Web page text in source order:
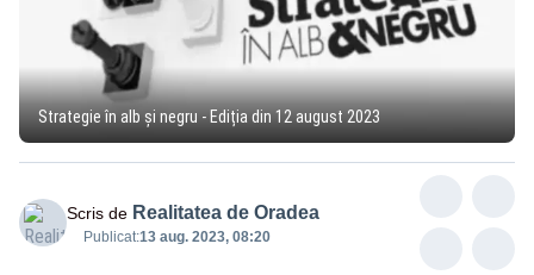
Strategie în alb și negru - Ediția din 12 august 2023
Scris de Realitatea de Oradea
Publicat:13 aug. 2023, 08:20